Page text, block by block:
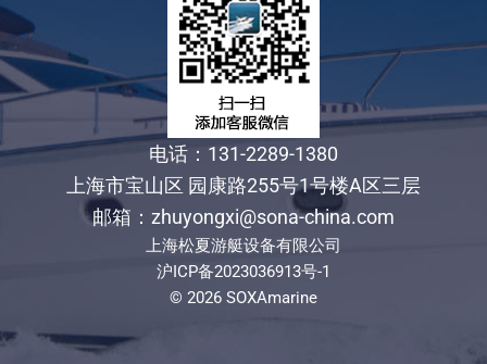
电话：131-2289-1380
上海市宝山区 园康路255号1号楼A区三层
邮箱：zhuyongxi@sona-china.com
上海松夏游艇设备有限公司
沪ICP备2023036913号-1
© 2026 SOXAmarine